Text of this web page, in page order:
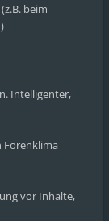
beim
Intelligenter,
Forenklima
vor Inhalte,